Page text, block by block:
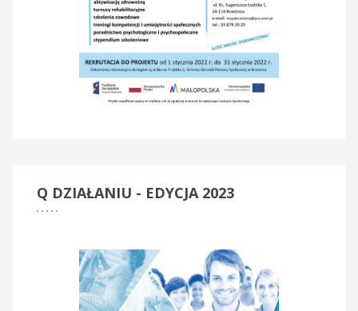
Q DZIAŁANIU - EDYCJA 2023